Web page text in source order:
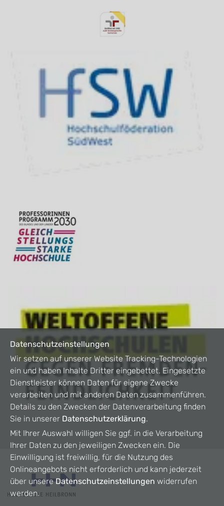
Datenschutzeinstellungen
Wir setzen auf unserer Website Tracking-Technologien
ein und haben Inhalte Dritter eingebettet. Eingesetzte
Dienstleister können Daten für eigene Zwecke
verarbeiten und mit anderen Daten zusammenführen.
Details zu den Zwecken der Datenverarbeitung finden
Sie in unserer Datenschutzerklärung.
Mit Ihrer Auswahl willigen Sie ggf. in die Verarbeitung
Ihrer Daten zu den jeweiligen Zwecken ein. Die
Einwilligung ist freiwillig, für die Nutzung des
Onlineangebots nicht erforderlich und kann jederzeit
über unsereDatenschutzeinstellungen widerrufen
werden.